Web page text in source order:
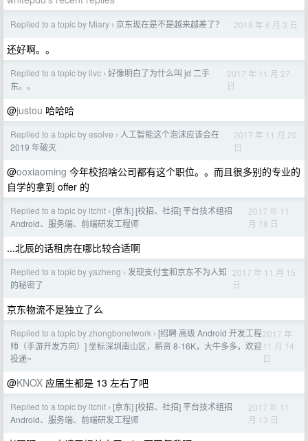
Replied to a topic by Miary › 京东现在是不是越来越差了？ 2018 年 6 月 3 日
还好啊。。
Replied to a topic by livc › 好像明白了为什么叫 jd 二手
东。。
2017 年 11 月 27
日
@justou 哈哈哈
Replied to a topic by esolve › 人工智能这个泡沫应该会在
2019 年破灭
2017 年 11 月 20
日
@ooxiaoming 今年校招啥公司都有这个职位。。而且很多别的专业的
自学的拿到 offer 的
Replied to a topic by ltchit › [京东] [校招、社招] 平台技术组招
Android、服务端、前端研发工程师
2017 年 11
月 18 日
...北辰的话租房在哪比较合适啊
Replied to a topic by yazheng › 发现支付宝和京东不为人知
的秘密了
2017 年 11 月 15
日
京东物流不是独立了么
Replied to a topic by zhongbonetwork › [招聘 高级 Android 开发工程
师（手游开发方向）] 坐标深圳南山区，薪资 8-16K，大牛多多，欢迎
投递~
2017 年
11 月 14
日
@KNOX 应届生都是 13 左右了吧
Replied to a topic by ltchit › [京东] [校招、社招] 平台技术组招
Android、服务端、前端研发工程师
2017 年 11
月 13 日